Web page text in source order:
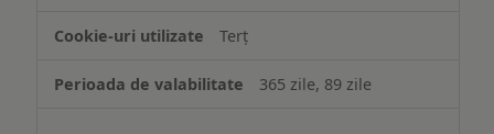
Terț
365 zile, 89 zile